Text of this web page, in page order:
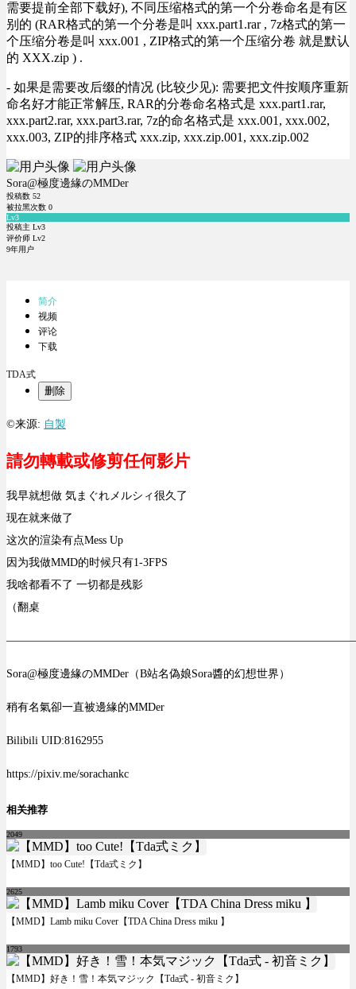
需要提前全部下载好), 不同压缩格式的第一个分卷命名是有区
别的 (RAR格式的第一个分卷是叫 xxx.part1.rar , 7z格式的第一
个压缩分卷是叫 xxx.001 , ZIP格式的第一个压缩分卷 就是默认
的 XXX.zip ) .
- 如果是需要改后缀的情况 (比较少见): 需要把文件按顺序重新
命名好才能正常解压, RAR的分卷命名格式是 xxx.part1.rar,
xxx.part2.rar, xxx.part3.rar, 7z的命名格式是 xxx.001, xxx.002,
xxx.003, ZIP的排序格式 xxx.zip, xxx.zip.001, xxx.zip.002
Sora@極度邊緣のMMDer
投稿数 52
被拉黑次数 0
Lv3
投稿主 Lv3
评价师 Lv2
9年用户
简介
视频
评论
下载
TDA式
删除
©来源: 自製
請勿轉載或修剪任何影片
我早就想做 気まぐれメルシィ很久了
现在就来做了
这次的渲染有点Mess Up
因为我做MMD的时候只有1-3FPS
我啥都看不了 一切都是残影
（翻桌
Sora@極度邊緣のMMDer（B站名偽娘Sora醬的幻想世界）
稍有名氣卻一直被邊緣的MMDer
Bilibili UID:8162955
https://pixiv.me/sorachankc
相关推荐
2049
【MMD】too Cute!【Tda式ミク】
2625
【MMD】Lamb miku Cover【TDA China Dress miku 】
1793
【MMD】好き！雪！本気マジック【Tda式 - 初音ミク】